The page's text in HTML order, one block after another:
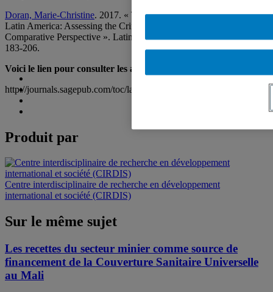
Doran, Marie-Christine. 2017. « The Hidden Face of Violence in
Latin America: Assessing the Criminalization of Protest in
Comparative Perspective ». Latin American Perspectives 44 (no 5) :
183-206.
Voici le lien pour consulter les articles de ce numéro spécial :
http://journals.sagepub.com/toc/lapa/44/5
Produit par
Centre interdisciplinaire de recherche en développement
international et société (CIRDIS)
Sur le même sujet
Les recettes du secteur minier comme source de
financement de la Couverture Sanitaire Universelle
au Mali